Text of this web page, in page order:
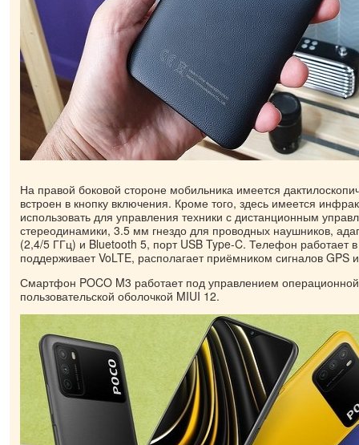
На правой боковой стороне мобильника имеется
встроен в кнопку включения. Кроме того, здесь имеется
использовать для управления техники с дистанционным
стереодинамики, 3.5 мм гнездо для проводных наушников,
(2,4/5 ГГц) и Bluetooth 5, порт USB Type-C. Телефон работает
поддерживает VoLTE, располагает приёмником сигналов
Смартфон POCO M3 работает под управлением
пользовательской оболочкой MIUI 12.